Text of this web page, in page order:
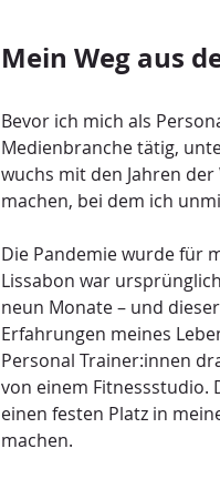
Mein Weg aus
Bevor ich mich als
Medienbranche tätig,
wuchs mit den Jahren
machen, bei dem ich
Die Pandemie wurde für
Lissabon war
neun Monate – und
Erfahrungen meines
Personal Trainer:innen
von einem Fitnessstudio.
einen festen Platz in
machen.